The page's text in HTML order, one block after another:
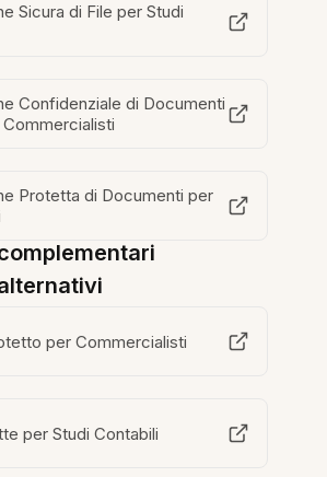
Sicura di File per Studi
Confidenziale di Documenti
Protetta di Documenti per
per Commercialisti
per Studi Contabili